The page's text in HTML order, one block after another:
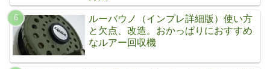
ルーバウノ（インプレ詳細版）使い方
と欠点、改造。おかっぱりにおすすめ
なルアー回収機